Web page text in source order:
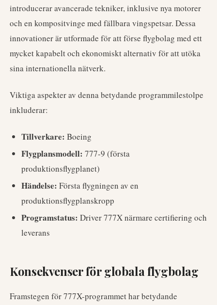
introducerar avancerade tekniker, inklusive nya motorer
och en kompositvinge med fällbara vingspetsar. Dessa
innovationer är utformade för att förse flygbolag med ett
mycket kapabelt och ekonomiskt alternativ för att utöka
sina internationella nätverk.
Viktiga aspekter av denna betydande programmilestolpe
inkluderar:
Tillverkare: Boeing
Flygplansmodell: 777-9 (första
produktionsflygplanet)
Händelse: Första flygningen av en
produktionsflygplanskropp
Programstatus: Driver 777X närmare certifiering och
leverans
Konsekvenser för globala flygbolag
Framstegen för 777X-programmet har betydande